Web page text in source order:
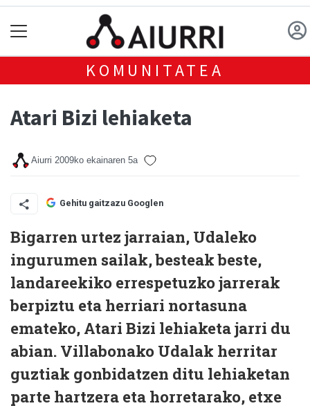
KOMUNITATEA
Atari Bizi lehiaketa
Aiurri 2009ko ekainaren 5a
Gehitu gaitzazu Googlen
Bigarren urtez jarraian, Udaleko
ingurumen sailak, besteak beste,
landareekiko errespetuzko jarrerak
berpiztu eta herriari nortasuna
emateko, Atari Bizi lehiaketa jarri du
abian. Villabonako Udalak herritar
guztiak gonbidatzen ditu lehiaketan
parte hartzera eta horretarako, etxe